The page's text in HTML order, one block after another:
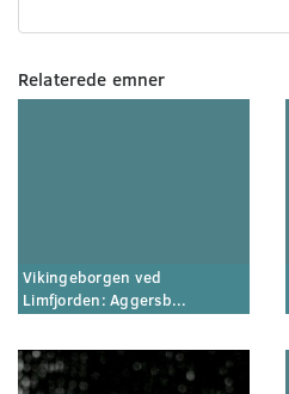
Relaterede emner
Vikingeborgen ved
Limfjorden: Aggersb...